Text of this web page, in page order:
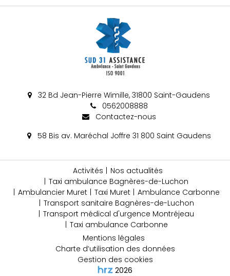
32 Bd Jean-Pierre Wimille, 31800 Saint-Gaudens
0562008888
Contactez-nous
58 Bis av. Maréchal Joffre 31 800 Saint Gaudens
Activités
Nos actualités
Taxi ambulance Bagnères-de-Luchon
Ambulancier Muret
Taxi Muret
Ambulance Carbonne
Transport sanitaire Bagnères-de-Luchon
Transport médical d'urgence Montréjeau
Taxi ambulance Carbonne
Mentions légales
Charte d’utilisation des données
Gestion des cookies
2026